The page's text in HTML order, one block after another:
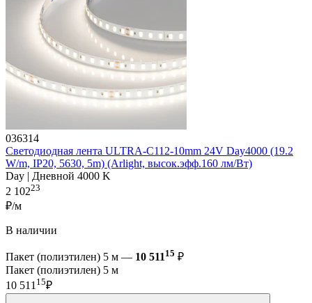
036314
Светодиодная лента ULTRA-C112-10mm 24V Day4000 (19.2
W/m, IP20, 5630, 5m) (Arlight, высок.эфф.160 лм/Вт)
Day | Дневной 4000 K
2 10223
₽/м
В наличии
Пакет (полиэтилен) 5 м — 10 511 15 ₽
Пакет (полиэтилен) 5 м
10 51115₽